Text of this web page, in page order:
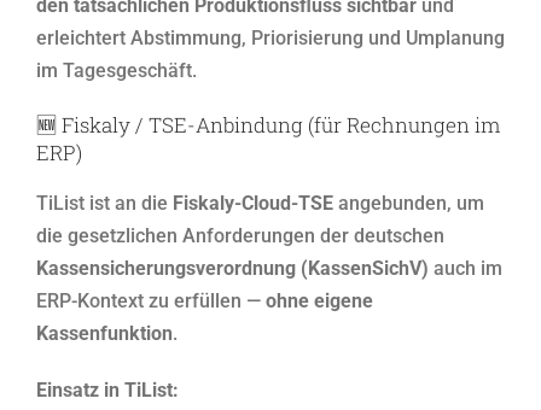
den tatsächlichen Produktionsfluss sichtbarund
erleichtert Abstimmung, Priorisierung und Umplanung
im Tagesgeschäft.
🆕 Fiskaly / TSE-Anbindung (für Rechnungen im
ERP)
TiList ist an die Fiskaly-Cloud-TSEangebunden, um
die gesetzlichen Anforderungen der deutschen
Kassensicherungsverordnung (KassenSichV) auch im
ERP-Kontext zu erfüllen — ohne eigene
Kassenfunktion.
Einsatz in TiList: